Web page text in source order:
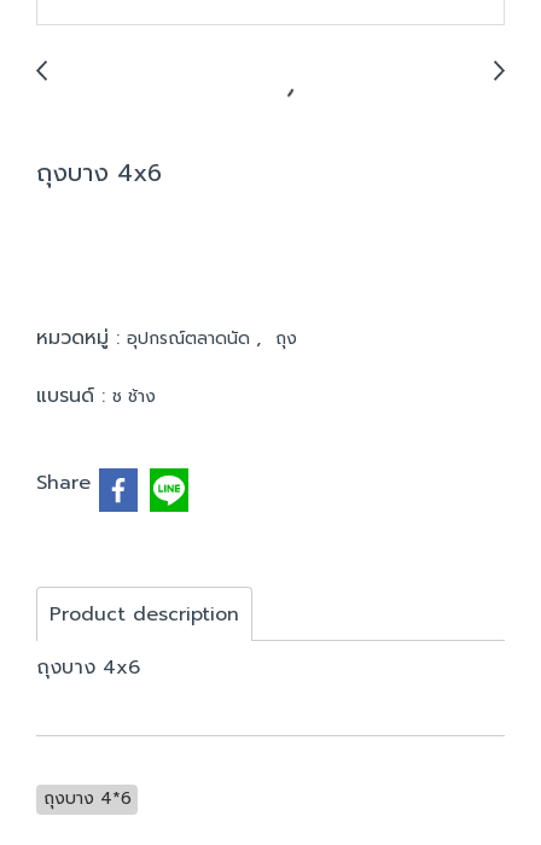
ถุงบาง 4x6
หมวดหมู่ : อุปกรณ์ตลาดนัด , ถุง
แบรนด์ : ช ช้าง
Share
Product description
ถุงบาง 4x6
ถุงบาง 4*6